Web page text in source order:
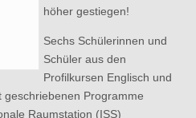
höher gestiegen!
Sechs Schülerinnen und
Schüler aus den
Profilkursen Englisch und
Programme
Raumstation (ISS)